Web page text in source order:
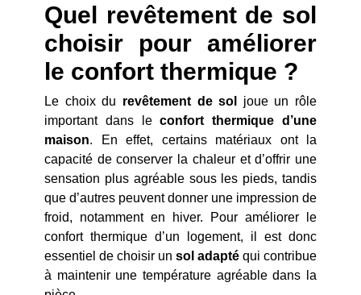
Quel revêtement de sol
choisir pour améliorer
le confort thermique ?
Le choix du revêtement de sol
joue un rôle
important dans leconfort thermique d’une
maison. En effet, certains matériaux ont la
capacité de conserver la chaleur et d’offrir une
sensation plus agréable sous les pieds, tandis
que d’autres peuvent donner une impression de
froid, notamment en hiver. Pour améliorer le
confort thermique d’un logement, il est donc
essentiel de choisir un sol adapté qui contribue
à maintenir une température agréable dans la